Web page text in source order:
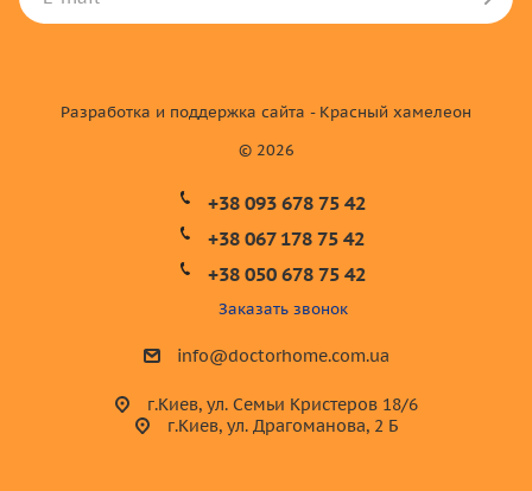
© 2026
Разработка и поддержка сайта - Красный хамелеон
+38 093 678 75 42
+38 067 178 75 42
+38 050 678 75 42
Заказать звонок
info@doctorhome.com.ua
г.Киев, ул. Семьи Кристеров 18/6
г.Киев, ул. Драгоманова, 2 Б